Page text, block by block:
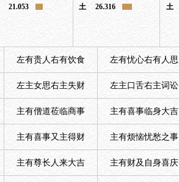
21.053
土
26.316
土
左有贵人右有饮食 左有忧心右有人思
左主女思右主失财 左主口舌右主词讼
主有僧道莅临商事 主有喜事临身大吉
主有喜事又主得财 主有烦恼忧愁之事
主有尊长人来大吉 主有财及自身喜庆